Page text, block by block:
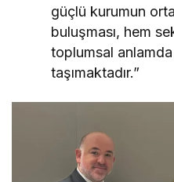
güçlü kurumun
buluşması, hem
toplumsal
taşımaktadır.”